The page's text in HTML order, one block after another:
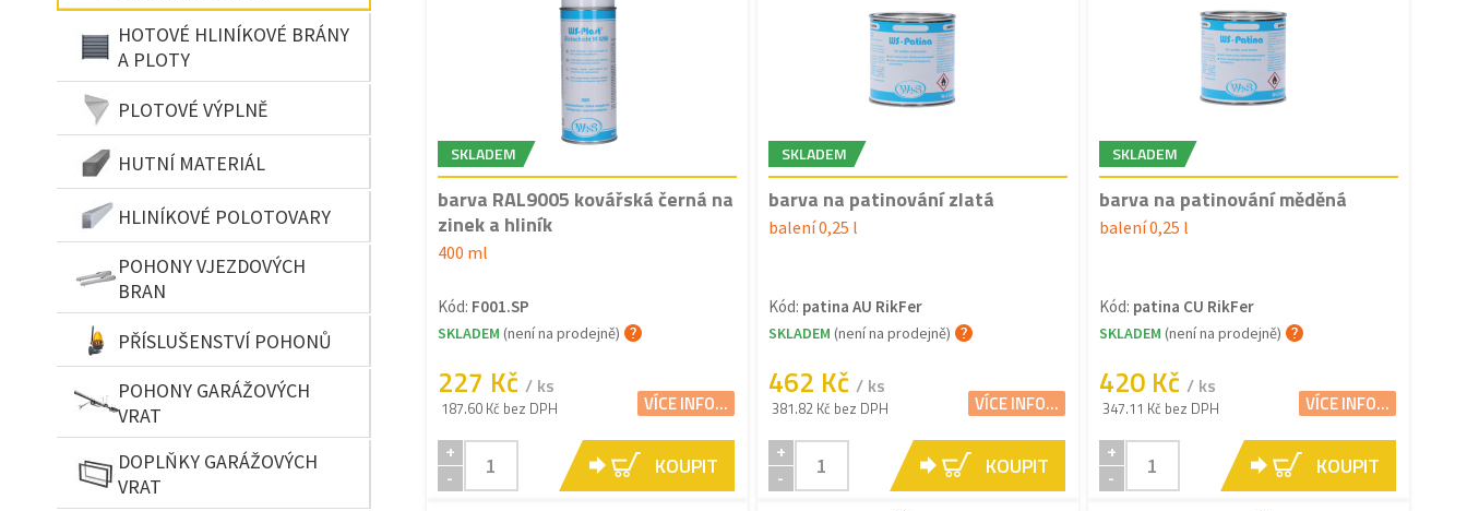
HOTOVÉ HLINÍKOVÉ BRÁNY
A PLOTY
PLOTOVÉ VÝPLNĚ
HUTNÍ MATERIÁL
HLINÍKOVÉ POLOTOVARY
POHONY VJEZDOVÝCH
BRAN
PŘÍSLUŠENSTVÍ POHONŮ
POHONY GARÁŽOVÝCH
VRAT
DOPLŇKY GARÁŽOVÝCH
VRAT
SKLADEM
barva RAL9005 kovářská černá na
zinek a hliník
400 ml
Kód: F001.SP
SKLADEM (není na prodejně)
227 Kč / ks
187.60 Kč bez DPH VÍCE INFO...
+
-
KOUPIT
SKLADEM
barva na patinování zlatá
balení 0,25 l
Kód: patina AU RikFer
SKLADEM (není na prodejně)
462 Kč / ks
381.82 Kč bez DPH VÍCE INFO...
+
-
KOUPIT
SKLADEM
barva na patinování měděná
balení 0,25 l
Kód: patina CU RikFer
SKLADEM (není na prodejně)
420 Kč / ks
347.11 Kč bez DPH VÍCE INFO...
+
-
KOUPIT